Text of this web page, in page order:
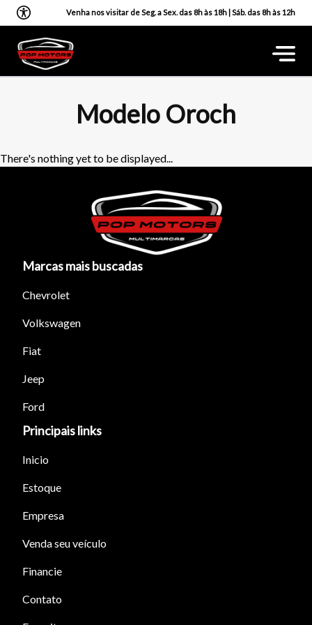
Tamanho do texto
Para aumentar ou diminuir a fonte em nosso site, utilize os
teclado.
Venha nos visitar de Seg. a Sex. das 8h às 18h | Sáb. das 8h às 12h
Modelo Oroch
There's nothing yet to be displayed...
Marcas mais buscadas
Chevrolet
Volkswagen
Fiat
Jeep
Ford
Principais links
Inicio
Estoque
Empresa
Venda seu veículo
Financie
Contato